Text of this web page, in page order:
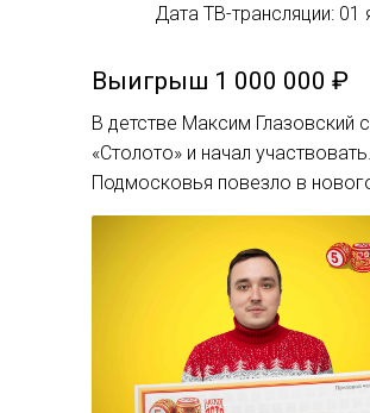
Дата ТВ-трансляции: 01
Выигрыш 1 000 000 ₽
В детстве Максим Глазовский
«Столото» и начал
Подмосковья повезло в